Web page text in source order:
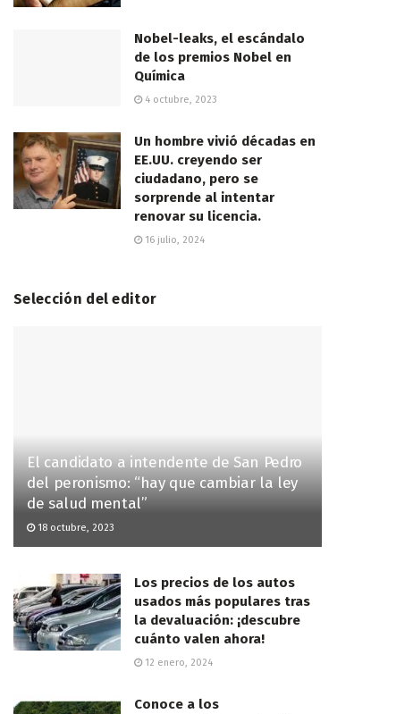
Nobel-leaks, el escándalo
de los premios Nobel en
Química
4 octubre, 2023
Un hombre vivió décadas en
EE.UU. creyendo ser
ciudadano, pero se
sorprende al intentar
renovar su licencia.
16 julio, 2024
Selección del editor
El candidato a intendente de San Pedro
del peronismo: “hay que cambiar la ley
de salud mental”
18 octubre, 2023
Los precios de los autos
usados más populares tras
la devaluación: ¡descubre
cuánto valen ahora!
12 enero, 2024
Conoce a los